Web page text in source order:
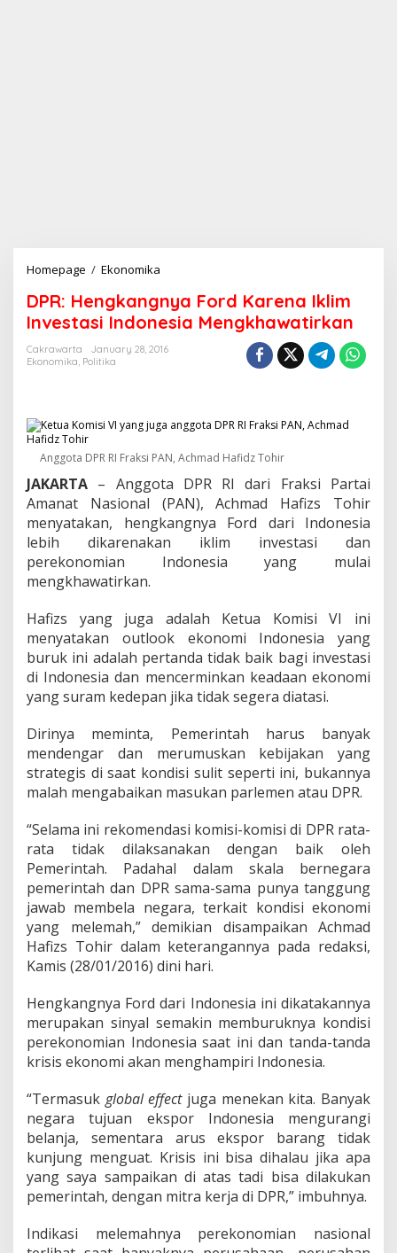
Homepage / Ekonomika
R
:
H
e
n
n
y
a
F
o
r
d
K
e
n
a
I
k
l
I
n
v
e
t
a
s
i
I
n
d
e
i
a
e
n
k
h
w
a
t
i
a
DPR: Hengkangnya Ford Karena Iklim
Investasi Indonesia Mengkhawatirkan
Cakrawarta
January 28, 2016
Ekonomika, Politika
Anggota DPR RI Fraksi PAN, Achmad Hafidz Tohir
JAKARTA – Anggota DPR RI dari Fraksi Partai
Amanat Nasional (PAN), Achmad Hafizs Tohir
menyatakan, hengkangnya Ford dari Indonesia
lebih dikarenakan iklim investasi dan
perekonomian Indonesia yang mulai
mengkhawatirkan.
Hafizs yang juga adalah Ketua Komisi VI ini
menyatakan outlook ekonomi Indonesia yang
buruk ini adalah pertanda tidak baik bagi investasi
di Indonesia dan mencerminkan keadaan ekonomi
yang suram kedepan jika tidak segera diatasi.
Dirinya meminta, Pemerintah harus banyak
mendengar dan merumuskan kebijakan yang
strategis di saat kondisi sulit seperti ini, bukannya
malah mengabaikan masukan parlemen atau DPR.
“Selama ini rekomendasi komisi-komisi di DPR rata-
rata tidak dilaksanakan dengan baik oleh
Pemerintah. Padahal dalam skala bernegara
pemerintah dan DPR sama-sama punya tanggung
jawab membela negara, terkait kondisi ekonomi
yang melemah,” demikian disampaikan Achmad
Hafizs Tohir dalam keterangannya pada redaksi,
Kamis (28/01/2016) dini hari.
Hengkangnya Ford dari Indonesia ini dikatakannya
merupakan sinyal semakin memburuknya kondisi
perekonomian Indonesia saat ini dan tanda-tanda
krisis ekonomi akan menghampiri Indonesia.
“Termasuk global effectjuga menekan kita. Banyak
negara tujuan ekspor Indonesia mengurangi
belanja, sementara arus ekspor barang tidak
kunjung menguat. Krisis ini bisa dihalau jika apa
yang saya sampaikan di atas tadi bisa dilakukan
pemerintah, dengan mitra kerja di DPR,” imbuhnya.
Indikasi melemahnya perekonomian nasional